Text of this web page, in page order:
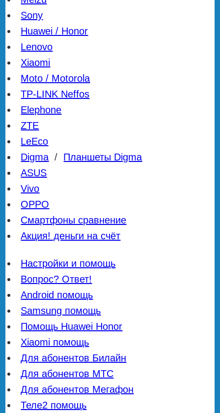
Sony
Huawei / Honor
Lenovo
Xiaomi
Moto / Motorola
TP-LINK Neffos
Elephone
ZTE
LeEco
Digma / Планшеты Digma
ASUS
Vivo
OPPO
Смартфоны сравнение
Акция! деньги на счёт
Настройки и помощь
Вопрос? Ответ!
Android помощь
Samsung помощь
Помощь Huawei Honor
Xiaomi помощь
Для абонентов Билайн
Для абонентов МТС
Для абонентов Мегафон
Теле2 помощь